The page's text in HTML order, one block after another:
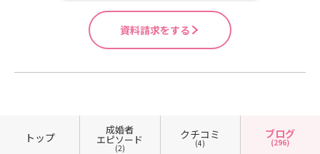
資料請求をする
トップ
成婚者
エピソード
(2)
クチコミ
(4)
ブログ
(296)